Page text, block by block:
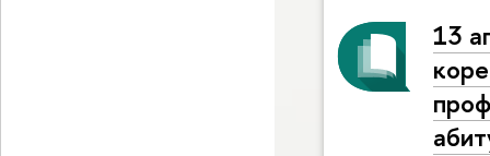
13